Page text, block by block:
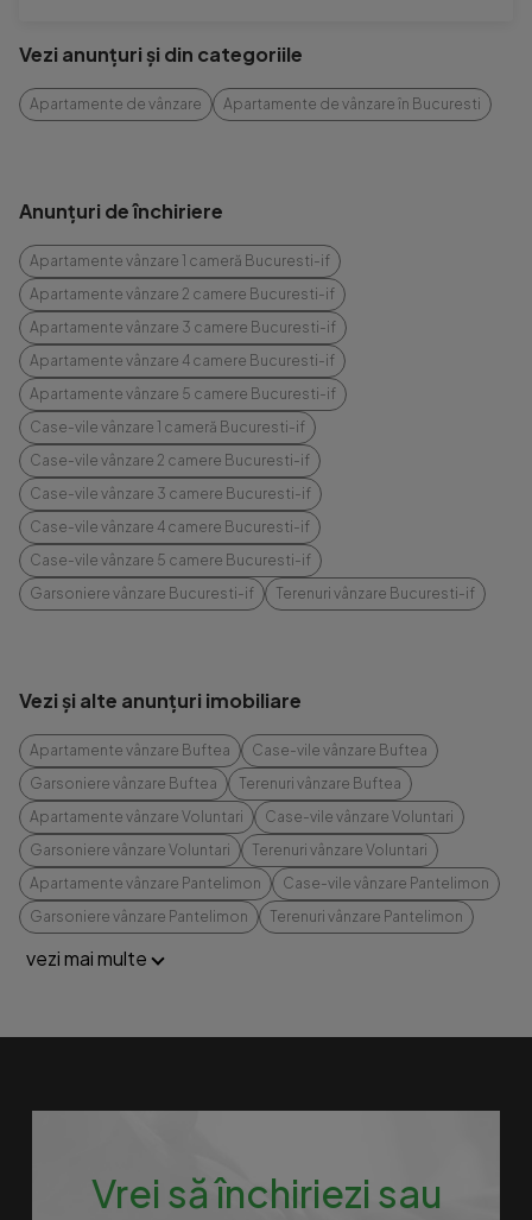
Vezi anunțuri și din categoriile
Apartamente de vânzare Apartamente de vânzare în Bucuresti
Anunțuri de închiriere
Apartamente vânzare 1 cameră Bucuresti-if
Apartamente vânzare 2 camere Bucuresti-if
Apartamente vânzare 3 camere Bucuresti-if
Apartamente vânzare 4 camere Bucuresti-if
Apartamente vânzare 5 camere Bucuresti-if
Case-vile vânzare 1 cameră Bucuresti-if
Case-vile vânzare 2 camere Bucuresti-if
Case-vile vânzare 3 camere Bucuresti-if
Case-vile vânzare 4 camere Bucuresti-if
Case-vile vânzare 5 camere Bucuresti-if
Garsoniere vânzare Bucuresti-if
Terenuri vânzare Bucuresti-if
Vezi și alte anunțuri imobiliare
Apartamente vânzare Buftea
Case-vile vânzare Buftea
Garsoniere vânzare Buftea
Terenuri vânzare Buftea
Apartamente vânzare Voluntari
Case-vile vânzare Voluntari
Garsoniere vânzare Voluntari
Terenuri vânzare Voluntari
Apartamente vânzare Pantelimon
Case-vile vânzare Pantelimon
Garsoniere vânzare Pantelimon
Terenuri vânzare Pantelimon
vezi mai multe
Vrei să închiriezi sau